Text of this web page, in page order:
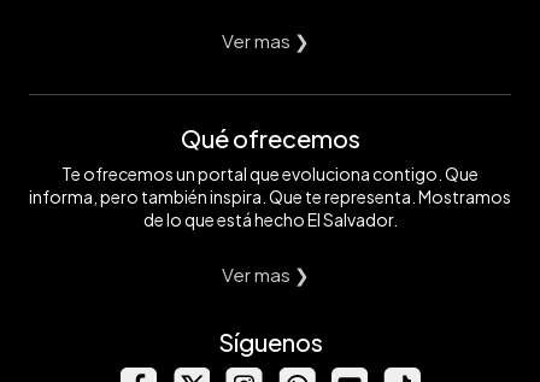
Ver mas ❯
Qué ofrecemos
Te ofrecemos un portal que evoluciona contigo. Que
informa, pero también inspira. Que te representa. Mostramos
de lo que está hecho El Salvador.
Ver mas ❯
Síguenos